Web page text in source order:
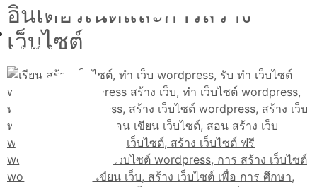
เพิ่มเพื่อน
อินเตอร์เน็ตและการสร้าง
เว็บไซต์